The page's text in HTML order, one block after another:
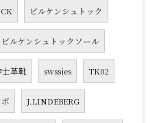
ビルケンシュトック
ビルケンシュトックソール
士革靴 swssies TK02
J.LINDEBERG